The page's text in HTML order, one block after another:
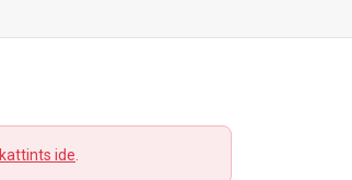
Regisztráció
kattints ide